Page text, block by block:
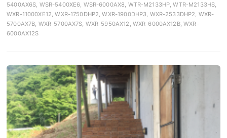
5400AX6S, WSR-5400XE6, WSR-6000AX8, WTR-M2133HP, WTR-M2133HS,
WXR-11000XE12, WXR-1750DHP2, WXR-1900DHP3, WXR-2533DHP2, WXR-
5700AX7B, WXR-5700AX7S, WXR-5950AX12, WXR-6000AX12B, WXR-
6000AX12S